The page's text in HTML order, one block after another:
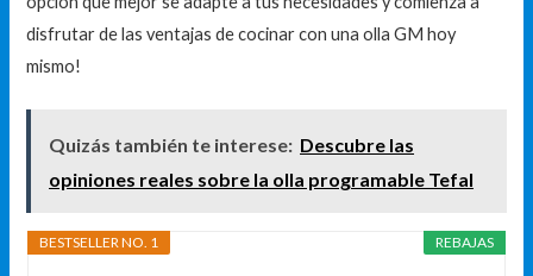
disfrutar de las ventajas de cocinar con una olla GM hoy
mismo!
Quizás también te interese: Descubre las
opiniones reales sobre la olla programable Tefal
REBAJAS
BESTSELLER NO. 1